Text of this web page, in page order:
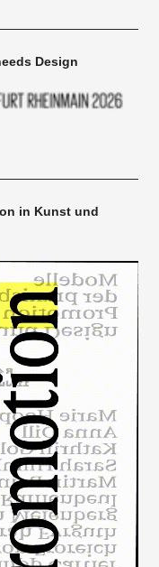
Design
in Kunst und